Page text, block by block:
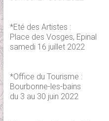
*Eté des Artistes :
Place des Vosges, Epinal
samedi 16 juillet 2022
*Office du Tourisme :
Bourbonne-les-bains
du 3 au 30 juin 2022